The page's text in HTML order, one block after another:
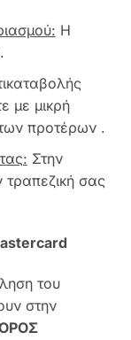
Η
με μικρή
προτέρων .
Στην
σας
του
στην